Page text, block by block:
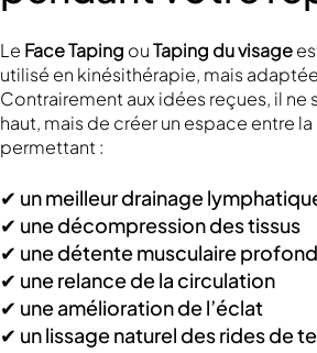
Le Face Taping ouTaping du visage
utilisé en kinésithérapie, mais
Contrairement aux idées reçues, il ne
haut, mais de créer un espace entre
permettant :
✔ un meilleur drainage
✔ une décompression des tissus
✔ une détente musculaire
✔ une relance de la circulation
✔ une amélioration de l’éclat
✔ un lissage naturel des rides de